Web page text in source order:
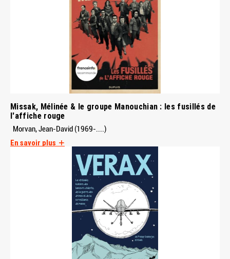
Missak, Mélinée & le groupe Manouchian : les fusillés de
l'affiche rouge
Morvan, Jean-David (1969-....)
En savoir plus